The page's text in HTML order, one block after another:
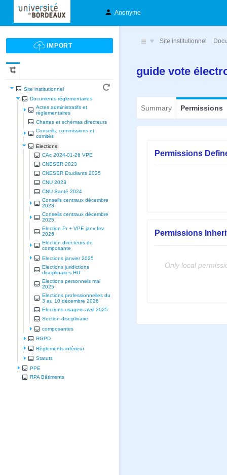
Anonyme
Site institutionnel
Documents réglementaires
Actes administratifs et
réglementaires
Chartes et schèmas directeurs
Conseils, commissions et
comités
Elections
CAc 2024-01-26 VPE
CNESER 2023
CNESER Etudiants 2025
CNU 2023
CNU Santé 2024
Conseils centraux décembre
2023
Conseils centraux décembre
2025
Election Pr + VPE janv fev
2026
Election directeurs de
composante
Elections janvier 2025
Elections juridictions
disciplinaires HU
Elections personnels mai
2025
Elections professionnelles du
3 au 10 décembre 2026
Elections usagers avril 2025
Section disciplinaire
composantes
RGPD
Règlements intérieur
Statuts
PPE
RPA Bâtiments
Site institutionnel
guide vote
Summary Permissions
Permissions
Permissions
Only local